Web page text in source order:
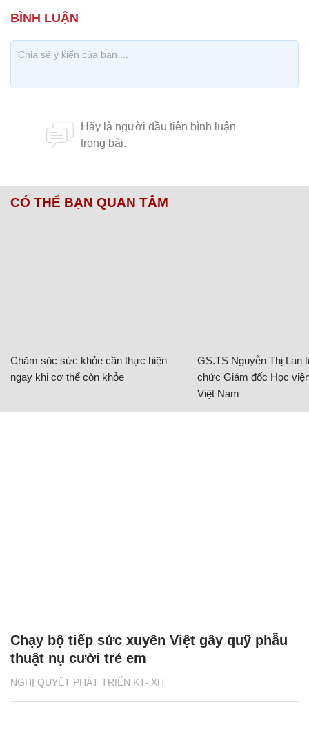
CÓ THỂ BẠN QUAN TÂM
Chăm sóc sức khỏe cần thực hiện
ngay khi cơ thể còn khỏe
GS.TS Nguyễn Thị Lan
chức Giám đốc Học
Việt Nam
NGHỊ QUYẾT PHÁT TRIỂN KT- XH
Chạy bộ tiếp sức xuyên Việt gây quỹ phẫu
thuật nụ cười trẻ em